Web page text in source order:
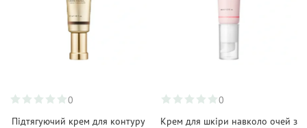
0
Підтягуючий крем для контуру
0
Крем для шкіри навколо очей з